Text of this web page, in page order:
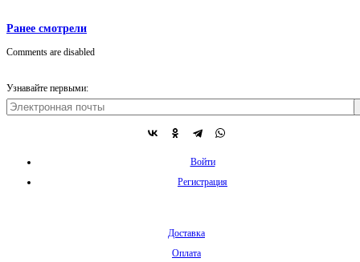
Ранее смотрели
Comments are disabled
Узнавайте первыми:
Войти
Регистрация
Доставка
Оплата